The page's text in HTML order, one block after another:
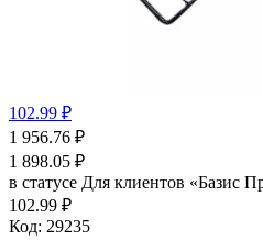
102.99 ₽
1 956.76 ₽
1 898.05 ₽
в статусе Для клиентов «Базис
102.99 ₽
Код: 29235